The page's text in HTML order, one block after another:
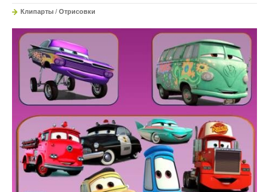
Клипарты / Отрисовки